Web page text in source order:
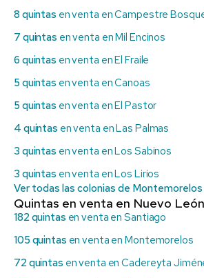
8 quintas en venta en Campestre
7 quintas en venta en Mil Encinos
6 quintas en venta en El Fraile
5 quintas en venta en Canoas
5 quintas en venta en El Pastor
4 quintas en venta en Las Palmas
3 quintas en venta en Los Sabinos
3 quintas en venta en Los Lirios
Ver todas las colonias de
Quintas en venta en Nuevo León
182 quintas en venta en Santiago
105 quintas en venta en Montemorelos
72 quintas en venta en Cadereyta